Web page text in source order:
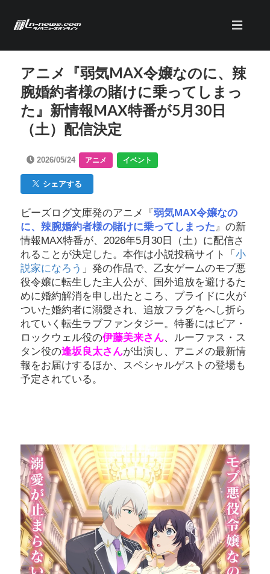
アニメ『弱気MAX令嬢なのに、辣
腕婚約者様の賭けに乗ってしまっ
た』新情報MAX特番が5月30日
（土）配信決定
2026/05/24 アニメ イベント
シェアする
ビーズログ文庫発のアニメ『 弱気MAX令嬢なの
に、辣腕婚約者様の賭けに乗ってしまった』の新
情報MAX特番が、2026年5月30日（土）に配信さ
れることが決定した。本作は小説投稿サイト「 小
説家になろう 」発の作品で、乙女ゲームのモブ悪
役令嬢に転生した主人公が、国外追放を避けるた
めに婚約解消を申し出たところ、プライドに火が
ついた婚約者に溺愛され、追放フラグをへし折ら
れていく転生ラブファンタジー。特番にはピア・
ロックウェル役の伊藤美来さん、ルーファス・ス
タン役の逢坂良太さんが出演し、アニメの最新情
報をお届けするほか、スペシャルゲストの登場も
予定されている。